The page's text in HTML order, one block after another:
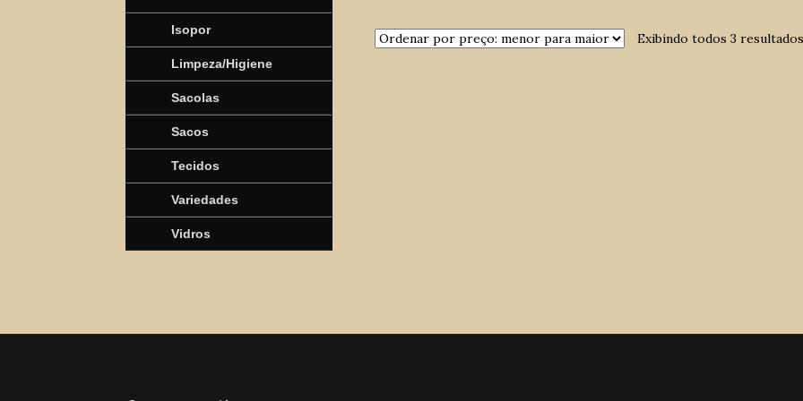
Exibindo todos 3 resultados
Isopor
Limpeza/Higiene
Sacolas
Sacos
Tecidos
Variedades
Vidros